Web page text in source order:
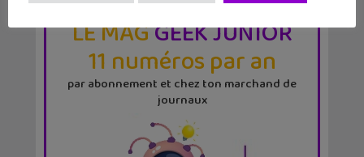
LE MAGGEEK JUNIOR
11 numéros par an
par abonnement et chez ton marchand de
journaux